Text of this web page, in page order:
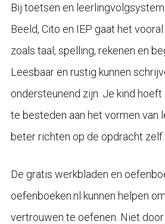
Bij toetsen en
Beeld, Cito en IEP gaat het
zoals taal, spelling, rekenen en
Leesbaar en rustig kunnen
ondersteunend zijn. Je kind
te besteden aan het vormen van
beter richten op de opdracht zelf.
De gratis werkbladen en
oefenboeken.nl kunnen helpen
vertrouwen te oefenen. Niet